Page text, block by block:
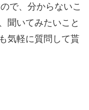
で、分からないこ
聞いてみたいこと
気軽に質問して貰